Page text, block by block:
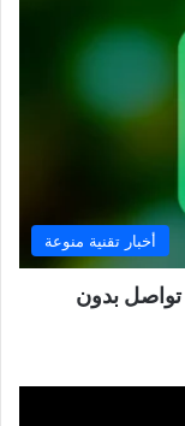
أخبار تقنية منوعة
بدون